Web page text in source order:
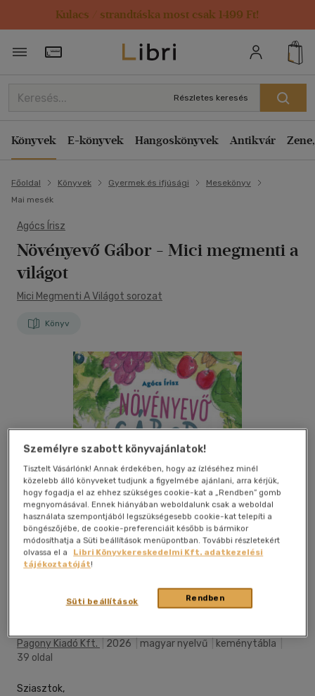
Kulacs / strandtáska most csak 1499 Ft!
Törzsvásárlói Kártya adatai
Részletes keresés
Könyvek E-könyvek Hangoskönyvek Antikvár
Főoldal Könyvek Gyermek és ifjúsági
Mesekönyv
Mai mesék
Agócs Írisz
Növényevő Gábor - Mici megmenti a
világot
Mici Megmenti A Világot sorozat
Könyv
Megosztom
Pagony Kiadó Kft. 2026 magyar nyelvű keménytábla
39 oldal
Sziasztok,
Személyre szabott könyvajánlatok!
Tisztelt Vásárlónk! Annak érdekében, hogy az ízléséhez minél
közelebb álló könyveket tudjunk a figyelmébe ajánlani, arra kérjük,
hogy fogadja el az ehhez szükséges cookie-kat a „Rendben” gomb
megnyomásával. Ennek hiányában weboldalunk csak a weboldal
használata szempontjából legszükségesebb cookie-kat telepíti a
böngészőjébe, de cookie-preferenciáit később is bármikor
módosíthatja a Süti beállítások menüpontban. További részletekért
olvassa el a
Libri Könyvkereskedelmi Kft. adatkezelési
tájékoztatóját!
Rendben
Süti beállítások